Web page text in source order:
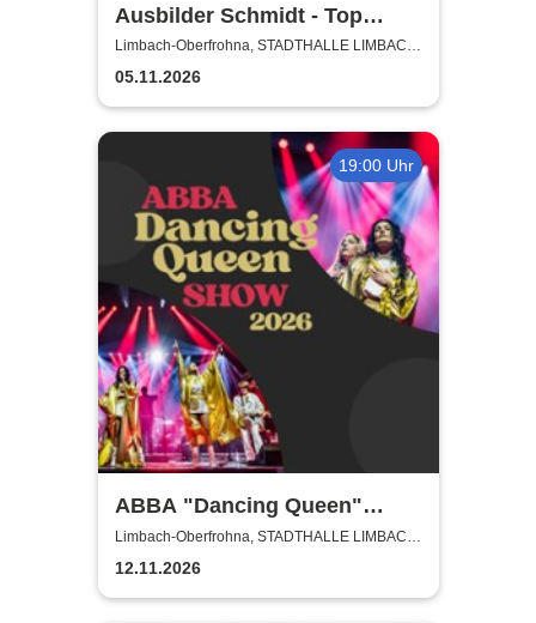
Ausbilder Schmidt - Top
Lusche de Luxe
Limbach-Oberfrohna, STADTHALLE LIMBACH-
OBERFROHNA
05.11.2026
19:00 Uhr
ABBA "Dancing Queen"
Show 2026
Limbach-Oberfrohna, STADTHALLE LIMBACH-
OBERFROHNA
12.11.2026